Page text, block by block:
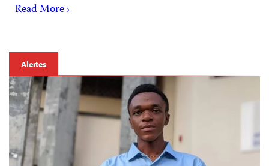
Read More ›
Alertes